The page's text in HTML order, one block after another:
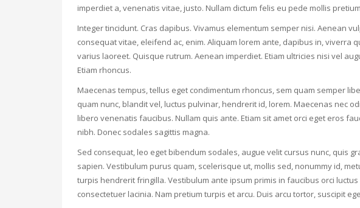
imperdiet a, venenatis vitae, justo. Nullam dictum felis eu pede mollis
Integer tincidunt. Cras dapibus. Vivamus elementum semper nisi. Aenean
consequat vitae, eleifend ac, enim. Aliquam lorem ante, dapibus in, viverra
varius laoreet. Quisque rutrum. Aenean imperdiet. Etiam ultricies nisi vel
Etiam rhoncus.
Maecenas tempus, tellus eget condimentum rhoncus, sem quam semper
quam nunc, blandit vel, luctus pulvinar, hendrerit id, lorem. Maecenas nec
libero venenatis faucibus. Nullam quis ante. Etiam sit amet orci eget eros
nibh. Donec sodales sagittis magna.
Sed consequat, leo eget bibendum sodales, augue velit cursus nunc, quis
sapien. Vestibulum purus quam, scelerisque ut, mollis sed, nonummy id,
turpis hendrerit fringilla. Vestibulum ante ipsum primis in faucibus orci
consectetuer lacinia. Nam pretium turpis et arcu. Duis arcu tortor, suscipit